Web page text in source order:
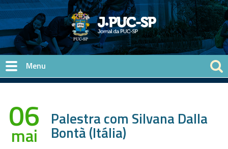
Pular para o conteúdo principal
06
mai
Palestra com Silvana Dalla
Bontà (Itália)